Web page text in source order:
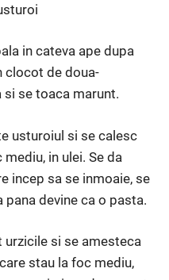
in cateva ape dupa
clocot de doua-
se toaca marunt.
usturoiul si se calesc
in ulei. Se da
incep sa se inmoaie, se
devine ca o pasta.
urzicile si se amesteca
stau la foc mediu,